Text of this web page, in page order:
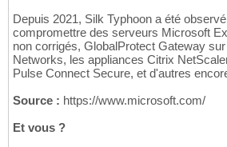
Depuis 2021, Silk Typhoon a été
compromettre des serveurs Microsoft
non corrigés, GlobalProtect Gateway
Networks, les appliances Citrix
Pulse Connect Secure, et d'autres
Source : https://www.microsoft.com/
Et vous ?